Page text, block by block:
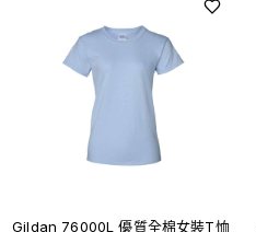
Gildan 76000L 優質全棉女裝T恤